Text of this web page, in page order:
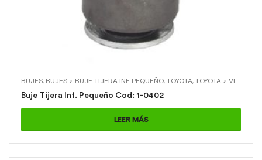
BUJES, BUJES > BUJE TIJERA INF. PEQUEÑO,TOYOTA,TOYOTA > VIGO 4X4
Buje Tijera Inf. Pequeño Cod: 1-0402
LEER MÁS